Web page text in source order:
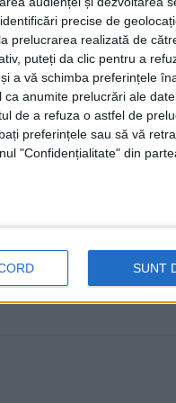
precise de
prelucrarea realizată de
puteți da clic pentru a
a vă schimba preferințele
anumite prelucrări ale
de a refuza o astfel de
preferințele sau să vă
"Confidențialitate" din
SUNT
au participat, la Iași,
...